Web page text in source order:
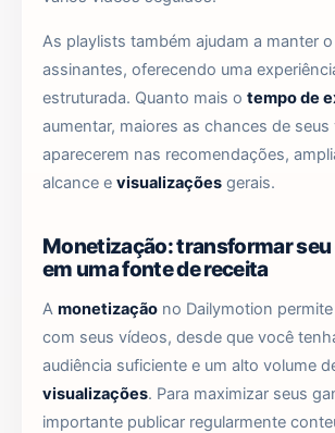
As playlists também ajudam a manter
assinantes, oferecendo uma
estruturada. Quanto mais o tempo de
aumentar, maiores as chances de seus
aparecerem nas recomendações,
alcance e visualizações gerais.
Monetização: transformar
em uma fonte de receita
A monetização no Dailymotion
com seus vídeos, desde que você
audiência suficiente e um alto volume
visualizações. Para maximizar seus
importante publicar regularmente